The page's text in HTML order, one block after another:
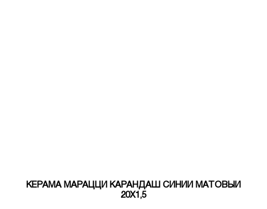
КЕРАМА МАРАЦЦИ КАРАНДАШ СИНИЙ МАТОВЫЙ
20Х1,5